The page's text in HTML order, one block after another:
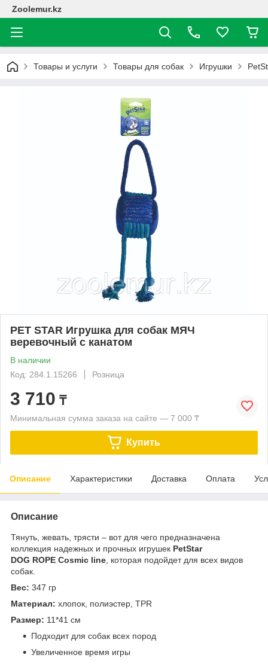
Zoolemur.kz
Товары и услуги Товары для собак Игрушки
PET STAR Игрушка для собак МЯЧ
веревочный с канатом
В наличии
Код: 284.1.15266
Розница
3 710 ₸
Минимальная сумма заказа на сайте — 7 000 ₸
Купить
Описание Характеристики Доставка Оплата
Описание
Тянуть, жевать, трясти – вот для чего предназначена
коллекция надежных и прочных игрушек PetStar
DOG ROPE Cosmic line , которая подойдет для всех видов
собак.
Вес: 347 гр
Материал: хлопок, полиэстер, TPR
Размер: 11*41 см
Подходит для собак всех пород
Увеличенное время игры